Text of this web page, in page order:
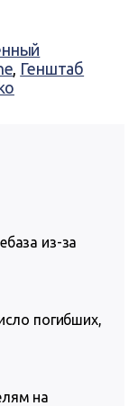
, Генштаб
из-за
погибших,
на